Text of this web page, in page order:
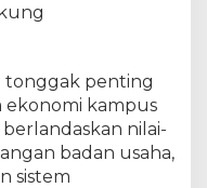
tonggak penting
ekonomi kampus
nilai-
badan usaha,
sistem